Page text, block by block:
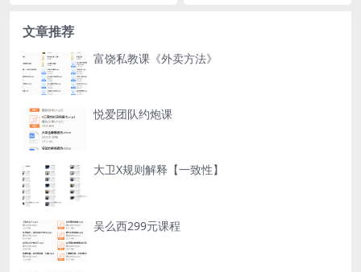
文章推荐
富饶私教课《外卖方法》
悦爱团队约炮课
大卫X规则解释【一致性】
吴么西299元课程